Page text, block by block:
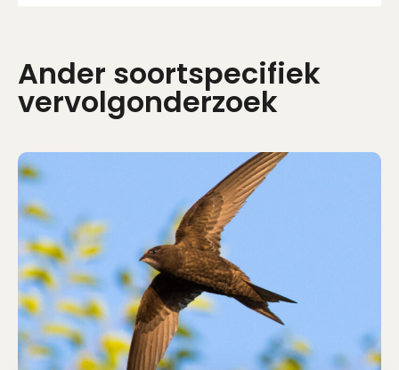
Ander soortspecifiek
vervolgonderzoek